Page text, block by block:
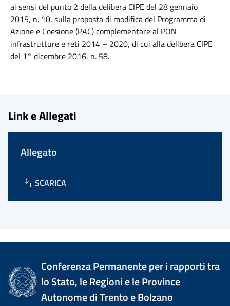
ai sensi del punto 2 della delibera CIPE del 28 gennaio
2015, n. 10, sulla proposta di modifica del Programma di
Azione e Coesione (PAC) complementare al PON
infrastrutture e reti 2014 – 2020, di cui alla delibera CIPE
del 1° dicembre 2016, n. 58.
Link e Allegati
Allegato
SCARICA
Conferenza Permanente per i rapporti tra
lo Stato, le Regioni e le Province
Autonome di Trento e Bolzano